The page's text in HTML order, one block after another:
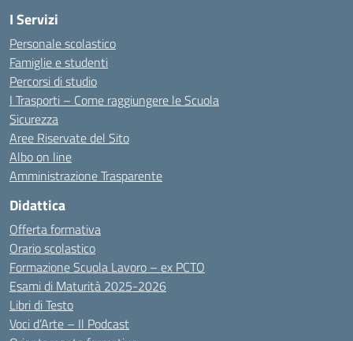
I Servizi
Personale scolastico
Famiglie e studenti
Percorsi di studio
I Trasporti – Come raggiungere le Scuola
Sicurezza
Aree Riservate del Sito
Albo on line
Amministrazione Trasparente
Didattica
Offerta formativa
Orario scolastico
Formazione Scuola Lavoro – ex PCTO
Esami di Maturità 2025-2026
Libri di Testo
Voci d’Arte – Il Podcast